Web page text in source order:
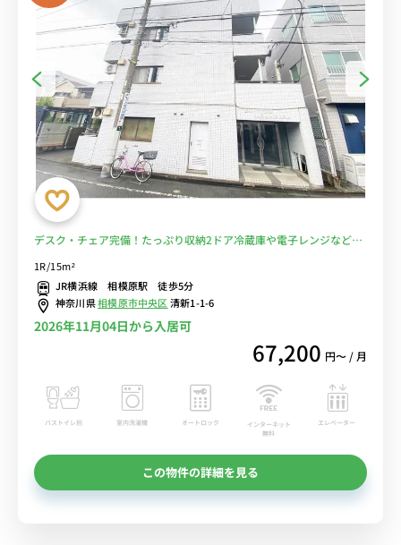
デスク・チェア完備！たっぷり収納2ドア冷蔵庫や電子レンジなど生
えなしでアクセス■選べるWi-Fi格安レンタル中！
1R/15m²
JR横浜線 相模原駅 徒歩5分
神奈川県相模原市中央区清新1-1-6
2026年11月04日から入居可
67,200 円〜 / 月
バストイレ別 室内洗濯機 オートロック
インターネット
無料
エレベーター
この物件の詳細を見る